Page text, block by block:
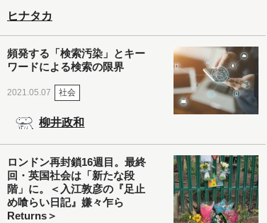
ヒナタカ
頻発する「検索汚染」とキー
ワードによる検索の限界
2021.05.07 社会
柳井政和
ロンドン再封鎖16週目。最終
回・英国社会は「新たな段
階」に。＜入江敦彦の『足止
め喰らい日記』嫌々乍ら
Returns＞